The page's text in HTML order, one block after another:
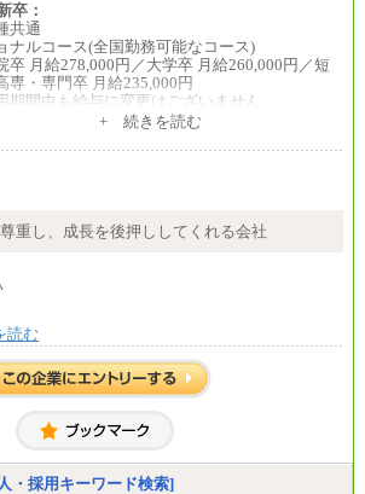
卒：
共通
ナルコース(全国勤務可能なコース)
卒 月給278,000円／大学卒 月給260,000円／短
専・専門卒 月給235,000円
期間中も給与に変更はございません
卒 月給264,000円／大学卒 月給250,000円／短
間中も給与に変更はございません
250,000円～400,000円
+ 続きを読む
重し、成長を後押ししてくれる会社
読む
・採用キーワード検索]